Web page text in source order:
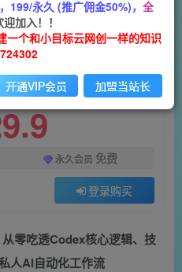
97 13
零基础Codex智能体系统课｜从零吃透Codex核心逻辑、技能管理与IDE工具，搭建专属私人AI自动化工作流
永久会员 免费
登录购买
从零吃透Codex核心逻辑、技
人AI自动化工作流
199/永久 (推广佣金50%)， 全
加入！！
一个和小目标云网创一样的知识
开通VIP会员 加盟当站长